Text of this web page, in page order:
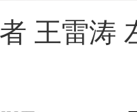
王雷涛